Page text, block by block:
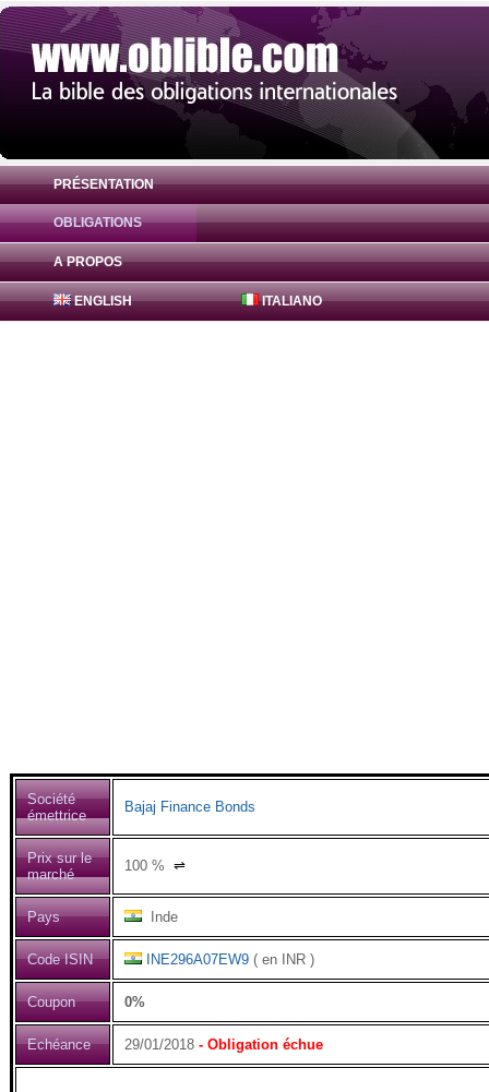
PRÉSENTATION
OBLIGATIONS
A PROPOS
ENGLISH ITALIANO
Obligation Bajaj Finance Bonds 0% (
Société
émettrice
Bajaj Finance Bonds
Prix sur le
marché
100 % ⇌
Pays Inde
Code ISIN INE296A07EW9 ( en INR )
Coupon 0%
Echéance 29/01/2018 - Obligation échue